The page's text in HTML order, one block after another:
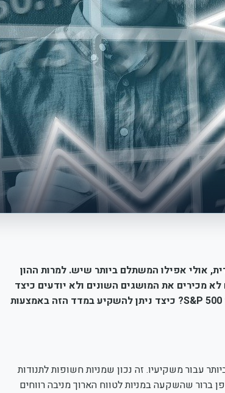
אולי אפילו המשתלם ביותר שיש. למרות ההון
מכירים את המושגים השונים ולא יודעים כיצד
S&P 500? כיצד ניתן להשקיע במדד הזה באמצעות
עבור משקיעיו. זה נכון שמניות חשופות לתנודות
ברור שהשקעה במניות לטווח הארוך מניבה רווחים